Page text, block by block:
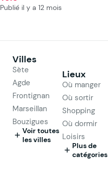
Publié il y a 12 mois
Villes
Sète
Agde
Frontignan
Marseillan
Bouzigues
Voir toutes
les villes
Lieux
Où manger
Où sortir
Shopping
Où dormir
Loisirs
Plus de
catégories